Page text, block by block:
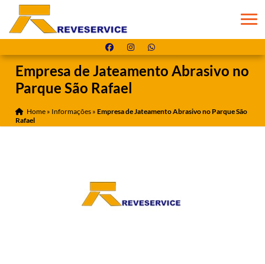
Empresa de Jateamento Abrasivo no
Parque São Rafael
Home » Informações »Empresa de Jateamento Abrasivo no Parque São
Rafael